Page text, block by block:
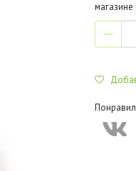
магазине